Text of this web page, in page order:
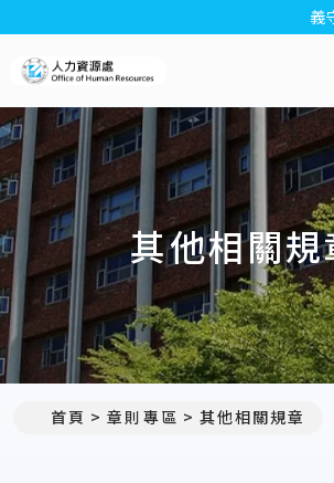
:::
義
其他相關
首頁 章則專區 其他相關規章